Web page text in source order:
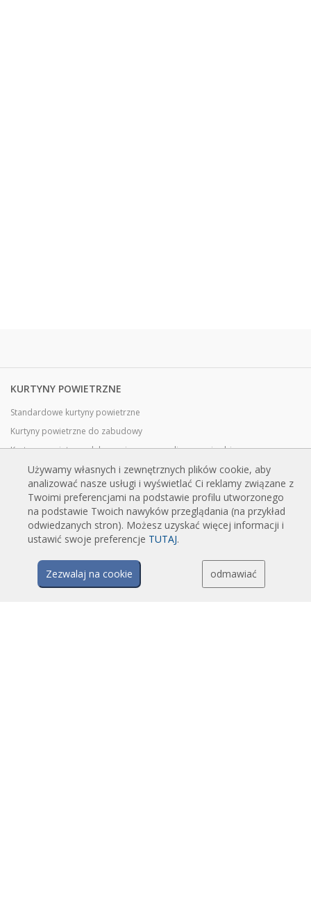
KURTYNY POWIETRZNE
Standardowe kurtyny powietrzne
Kurtyny powietrzne do zabudowy
Kurtyny powietrzne dekoracyjne, personalizowane i robione na
zamówienie
Kurtyny powietrzne przemysłowe i chłodnicze
Kurtyny powietrzne do drzwi obrotowych, wykonane na zamówienie
Kurtyny powietrzne z ochroną przed owadami
Energooszczędne kurtyny powietrzne pompy ciepła
Kurtyny powietrzne z systemem dezynfekcji i oczyszczania
Opłacalne i ekonomiczne kurtyny powietrzne
Używamy własnych i zewnętrznych plików cookie, aby
analizować nasze usługi i wyświetlać Ci reklamy związane z
Twoimi preferencjami na podstawie profilu utworzonego
na podstawie Twoich nawyków przeglądania (na przykład
odwiedzanych stron). Możesz uzyskać więcej informacji i
ustawić swoje preferencje TUTAJ.
Zezwalaj na cookie odmawiać